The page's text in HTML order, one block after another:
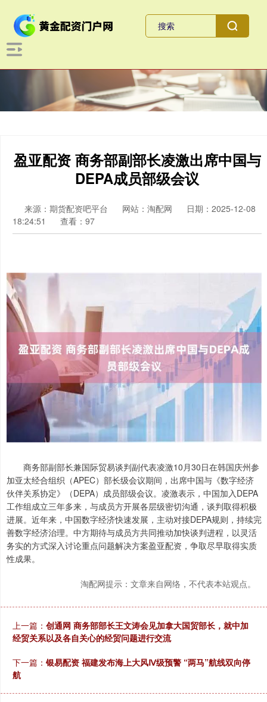
盈亚配资 商务部副部长凌激出席中国与
DEPA成员部级会议
来源：期货配资吧平台 网站：淘配网
日期：2025-12-08
18:24:51
查看：97
商务部副部长兼国际贸易谈判副代表凌激10月30日在韩国庆州参
加亚太经合组织（APEC）部长级会议期间，出席中国与《数字经济
伙伴关系协定》（DEPA）成员部级会议。凌激表示，中国加入DEPA
工作组成立三年多来，与成员方开展各层级密切沟通，谈判取得积极
进展。近年来，中国数字经济快速发展，主动对接DEPA规则，持续完
善数字经济治理。中方期待与成员方共同推动加快谈判进程，以灵活
务实的方式深入讨论重点问题解决方案盈亚配资，争取尽早取得实质
性成果。
淘配网提示：文章来自网络，不代表本站观点。
上一篇： 创通网 商务部部长王文涛会见加拿大国贸部长，就中加
经贸关系以及各自关心的经贸问题进行交流
下一篇： 银易配资 福建发布海上大风Ⅳ级预警 “两马”航线双向停
航